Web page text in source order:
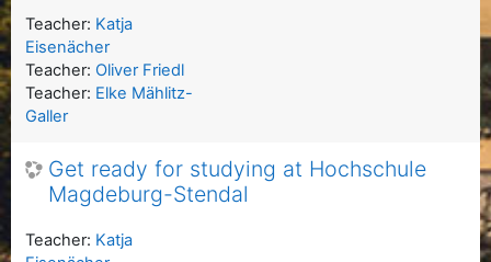
Teacher: Katja
Eisenächer
Teacher: Oliver Friedl
Teacher: Elke Mählitz-
Galler
Get ready for studying at Hochschule
Magdeburg-Stendal
Teacher: Katja